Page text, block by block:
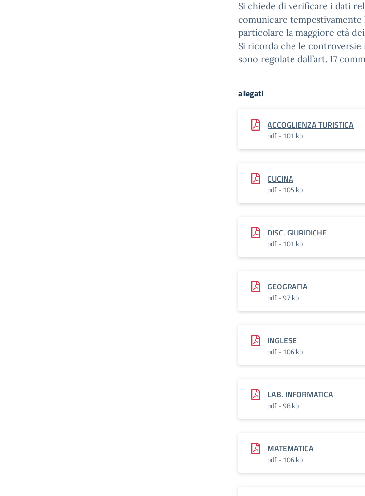
Si chiede di verificare i dati
comunicare
particolare la maggiore età
Si ricorda che le
sono regolate dall’art. 17
allegati
ACCOGLIENZA TURISTICA
pdf - 101 kb
CUCINA
pdf - 105 kb
DISC. GIURIDICHE
pdf - 101 kb
GEOGRAFIA
pdf - 97 kb
INGLESE
pdf - 106 kb
LAB. INFORMATICA
pdf - 98 kb
MATEMATICA
pdf - 106 kb